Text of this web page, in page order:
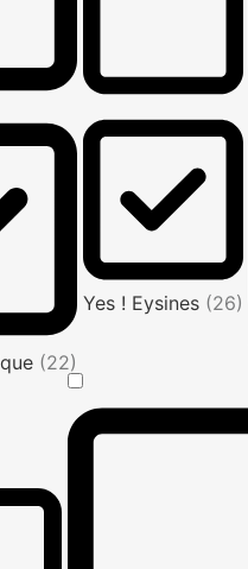
(22)
Yes ! Eysines (26)